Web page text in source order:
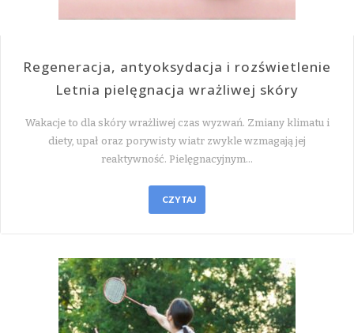
Regeneracja, antyoksydacja i rozświetlenie
Letnia pielęgnacja wrażliwej skóry
Wakacje to dla skóry wrażliwej czas wyzwań. Zmiany klimatu i
diety, upał oraz porywisty wiatr zwykle wzmagają jej
reaktywność. Pielęgnacyjnym…
CZYTAJ